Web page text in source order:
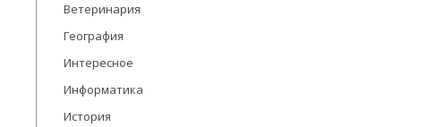
Ветеринария
География
Интересное
Информатика
История